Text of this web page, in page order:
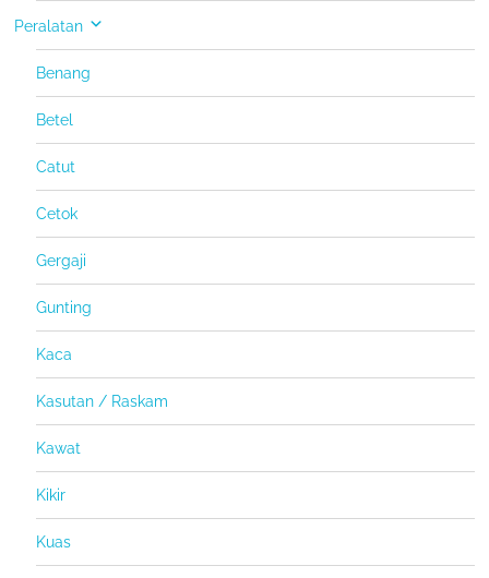
Peralatan
Benang
Betel
Catut
Cetok
Gergaji
Gunting
Kaca
Kasutan / Raskam
Kawat
Kikir
Kuas